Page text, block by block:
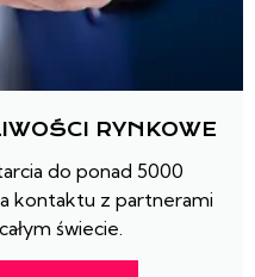
RYNKOWE
do ponad 5000
kontaktu z partnerami
świecie.